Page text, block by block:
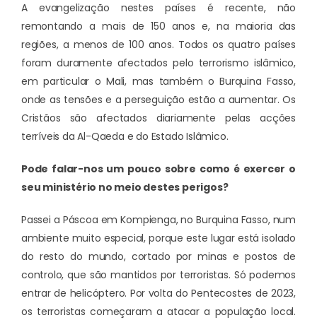
A evangelização nestes países é recente, não
remontando a mais de 150 anos e, na maioria das
regiões, a menos de 100 anos. Todos os quatro países
foram duramente afectados pelo terrorismo islâmico,
em particular o Mali, mas também o Burquina Fasso,
onde as tensões e a perseguição estão a aumentar. Os
Cristãos são afectados diariamente pelas acções
terríveis da Al-Qaeda e do Estado Islâmico.
Pode falar-nos um pouco sobre como é exercer o
seu ministério no meio destes perigos?
Passei a Páscoa em Kompienga, no Burquina Fasso, num
ambiente muito especial, porque este lugar está isolado
do resto do mundo, cortado por minas e postos de
controlo, que são mantidos por terroristas. Só podemos
entrar de helicóptero. Por volta do Pentecostes de 2023,
os terroristas começaram a atacar a população local.